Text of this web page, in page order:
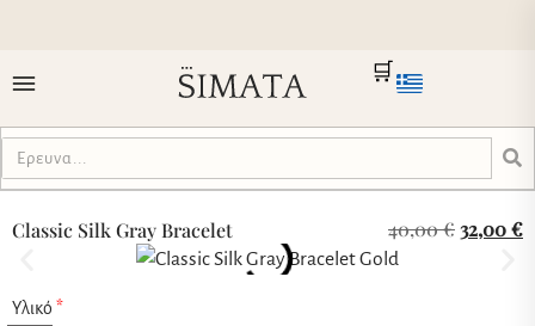
🛒
Classic Silk Gray Bracelet 40,00€32,00€
Υλικό *